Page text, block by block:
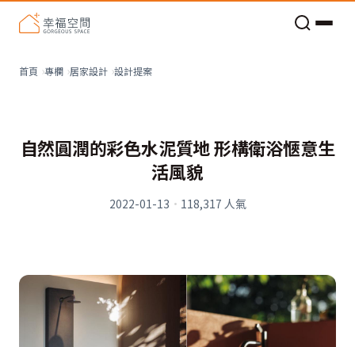
首頁 專欄 居家設計 設計提案
自然圓潤的彩色水泥質地 形構衛浴愜意生
活風貌
2022-01-13 · 118,317 人氣